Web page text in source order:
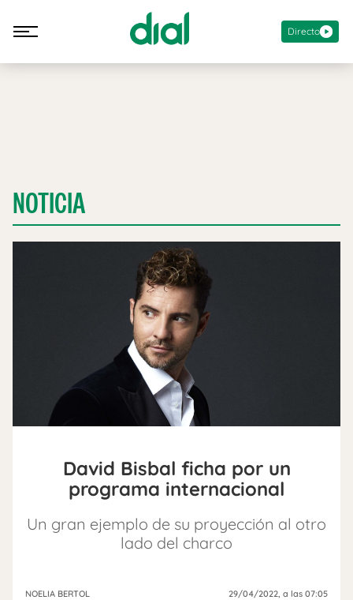
Directo
NOTICIA
David Bisbal ficha por un
programa internacional
Un gran ejemplo de su proyección al otro
lado del charco
NOELIA BERTOL 29/04/2022 , a las 07:05